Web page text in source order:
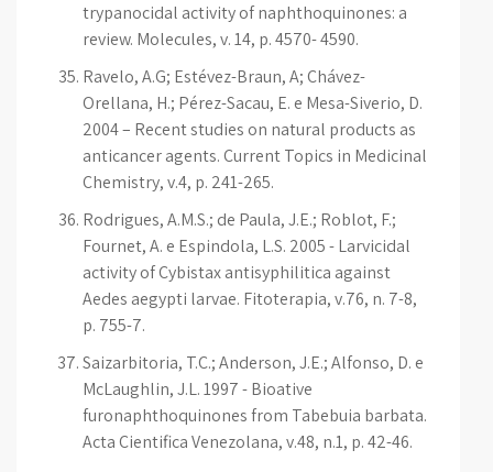
trypanocidal activity of naphthoquinones: a
review. Molecules, v. 14, p. 4570- 4590.
Ravelo, A.G; Estévez-Braun, A; Chávez-
Orellana, H.; Pérez-Sacau, E. e Mesa-Siverio, D.
2004 – Recent studies on natural products as
anticancer agents. Current Topics in Medicinal
Chemistry, v.4, p. 241-265.
Rodrigues, A.M.S.; de Paula, J.E.; Roblot, F.;
Fournet, A. e Espindola, L.S. 2005 - Larvicidal
activity of Cybistax antisyphilitica against
Aedes aegypti larvae. Fitoterapia, v.76, n. 7-8,
p. 755-7.
Saizarbitoria, T.C.; Anderson, J.E.; Alfonso, D. e
McLaughlin, J.L. 1997 - Bioative
furonaphthoquinones from Tabebuia barbata.
Acta Cientifica Venezolana, v.48, n.1, p. 42-46.